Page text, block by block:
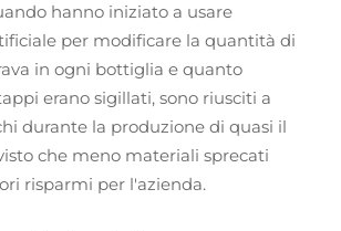
hanno iniziato a usare
per modificare la quantità di
in ogni bottiglia e quanto
erano sigillati, sono riusciti a
durante la produzione di quasi il
che meno materiali sprecati
risparmi per l'azienda.